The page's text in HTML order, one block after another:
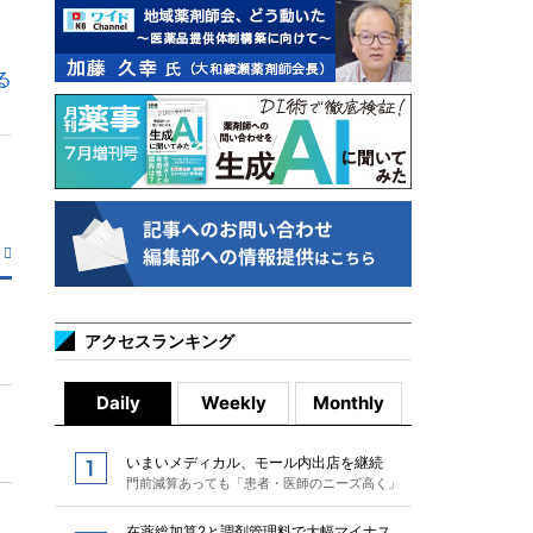
アクセスランキング
Daily Weekly Monthly
いまいメディカル、モール内出店を継続
門前減算あっても「患者・医師のニーズ高く」